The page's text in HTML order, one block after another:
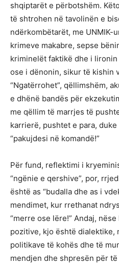
shqiptarët e përbotshëm.
të shtrohen në tavolinën e
ndërkombëtarët, me UNMIK-
krimeve makabre, sepse
kriminelët faktikë dhe i lironin
ose i dënonin, sikur të kishin
“Ngatërrohet”, qëllimshëm,
e dhënë bandës për
me qëllim të marrjes të
karrierë, pushtet e para,
“pakujdesi në komandë!”
Për fund, reflektimi i
“ngënie e qershive”, por,
është as “budalla dhe as i
mendimet, kur rrethanat
“merre ose lëre!” Andaj,
pozitive, kjo është dialektike,
politikave të kohës dhe të
mendjen dhe shpresën për